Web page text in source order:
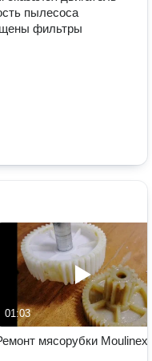
пылесоса
фильтры
01:03
мясорубки Moulinex